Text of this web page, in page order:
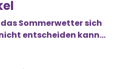
Sommerwetter sich
entscheiden kann...